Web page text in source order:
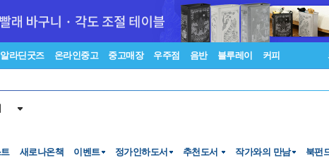
알라딘굿즈 온라인중고 중고매장 우주점 음반 블루레이 커피
새로나온책 이벤트 정가인하도서 추천도서 작가와의 만남 북펀